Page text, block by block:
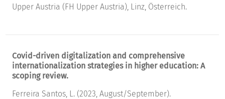
Upper Austria (FH Upper Austria), Linz, Österreich.
Covid-driven digitalization and comprehensive
internationalization strategies in higher education: A
scoping review.
Ferreira Santos, L. (2023, August/September).